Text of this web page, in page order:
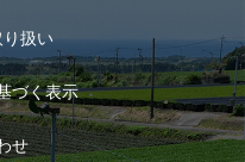
扱い
づく表示
せ